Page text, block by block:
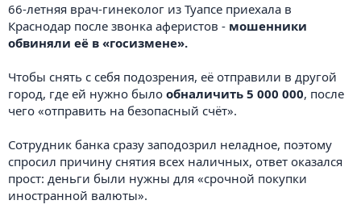
66-летняя врач-гинеколог из Туапсе приехала в
Краснодар после звонка аферистов - мошенники
обвиняли её в «госизмене».
Чтобы снять с себя подозрения, её отправили в другой
город, где ей нужно было обналичить 5 000 000, после
чего «отправить на безопасный счёт».
Сотрудник банка сразу заподозрил неладное, поэтому
спросил причину снятия всех наличных, ответ оказался
прост: деньги были нужны для «срочной покупки
иностранной валюты».